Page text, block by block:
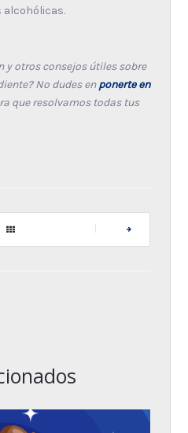
alcohólicas.
y otros consejos útiles sobre
No dudes enponerte en
que resolvamos todas tus